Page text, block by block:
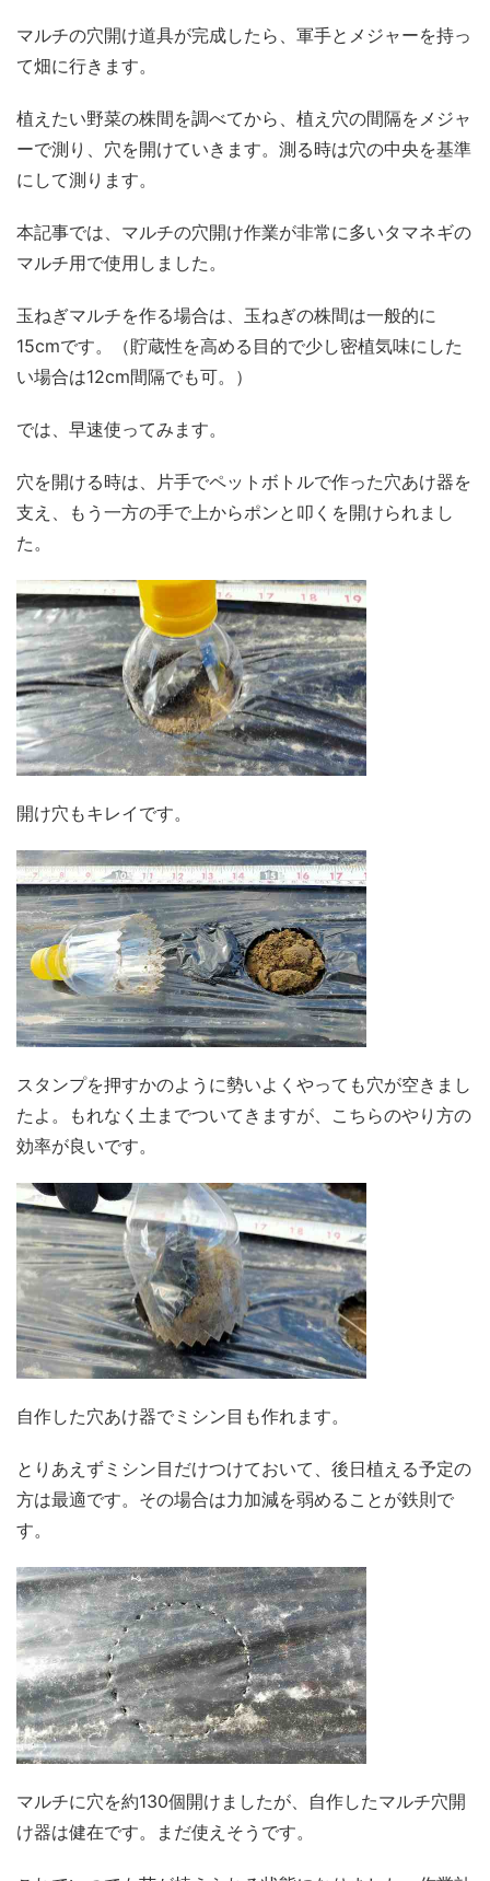
マルチの穴開け道具が完成したら、軍手とメジャーを持っ
て畑に行きます。
植えたい野菜の株間を調べてから、植え穴の間隔をメジャ
ーで測り、穴を開けていきます。測る時は穴の中央を基準
にして測ります。
本記事では、マルチの穴開け作業が非常に多いタマネギの
マルチ用で使用しました。
玉ねぎマルチを作る場合は、玉ねぎの株間は一般的に
15cmです。（貯蔵性を高める目的で少し密植気味にした
い場合は12cm間隔でも可。）
では、早速使ってみます。
穴を開ける時は、片手でペットボトルで作った穴あけ器を
支え、もう一方の手で上からポンと叩くを開けられまし
た。
開け穴もキレイです。
スタンプを押すかのように勢いよくやっても穴が空きまし
たよ。もれなく土までついてきますが、こちらのやり方の
効率が良いです。
自作した穴あけ器でミシン目も作れます。
とりあえずミシン目だけつけておいて、後日植える予定の
方は最適です。その場合は力加減を弱めることが鉄則で
す。
マルチに穴を約130個開けましたが、自作したマルチ穴開
け器は健在です。まだ使えそうです。